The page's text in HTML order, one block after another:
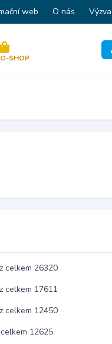
web O nás Výzva
SHOP
z celkem 26320
z celkem 17611
z celkem 12450
12625